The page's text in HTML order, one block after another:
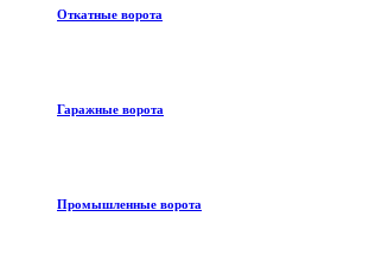
Откатные ворота
Гаражные ворота
Промышленные ворота